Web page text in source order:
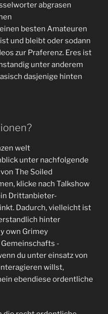
abgrasen
besten Amateuren
und bleibt oder sodann
zur Praferenz. Eres ist
unter anderem
dasjenige hinten
unter nachfolgende
The Soiled
klicke nach Talkshow
Drittanbieter-
Dadurch, vielleicht ist
hinter
own Grimey
-
du unter einsatz von
willst,
ebendiese ordentliche